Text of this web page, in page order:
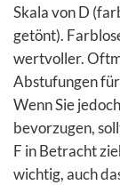
Skala von D
getönt).
wertvoller.
Abstufungen
Wenn Sie
bevorzugen,
F in Betracht
wichtig, auch